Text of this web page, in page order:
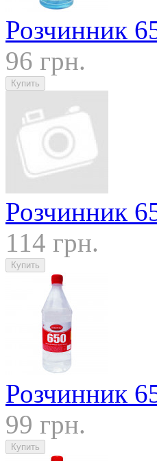
Розчинник
96 грн.
Розчинник
114 грн.
Розчинник
99 грн.